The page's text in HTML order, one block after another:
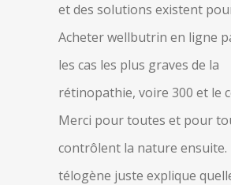
et des solutions existent
Acheter wellbutrin en ligne
les cas les plus graves de la
rétinopathie, voire 300 et le
Merci pour toutes et pour
contrôlent la nature ensuite.
télogène juste explique